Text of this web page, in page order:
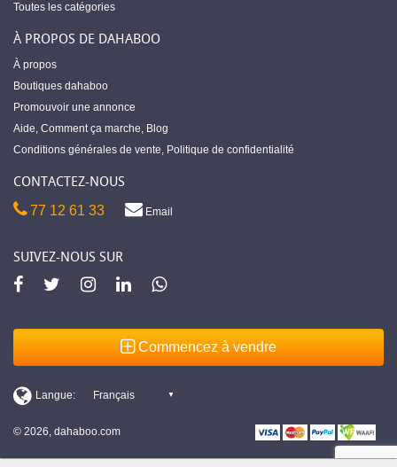
Toutes les catégories
À PROPOS DE DAHABOO
À propos
Boutiques dahaboo
Promouvoir une annonce
Aide, Comment ça marche, Blog
Conditions générales de vente, Politique de confidentialité
CONTACTEZ-NOUS
77 12 61 33 Email
SUIVEZ-NOUS SUR
Commencez à vendre
© 2026, dahaboo.com